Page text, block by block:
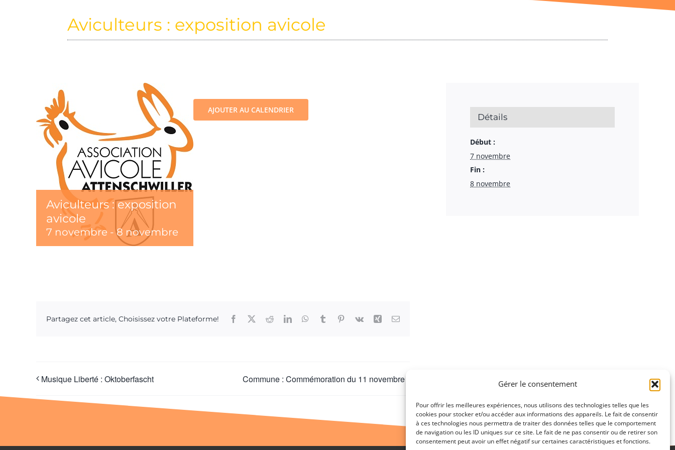
Gérer le consentement
Pour offrir les meilleures expériences, nous utilisons des technologies telles que les
cookies pour stocker et/ou accéder aux informations des appareils. Le fait de consentir
à ces technologies nous permettra de traiter des données telles que le comportement
de navigation ou les ID uniques sur ce site. Le fait de ne pas consentir ou de retirer son
consentement peut avoir un effet négatif sur certaines caractéristiques et fonctions.
Aviculteurs : exposition avicole
Aviculteurs : exposition
avicole
7 novembre -8 novembre
AJOUTER AU CALENDRIER
Partagez cet article, Choisissez votre Plateforme! Facebook RedditLinkedInWhatsApp
Tumblr Pinterest
Vk Xing Email
Musique Liberté : Oktoberfascht Commune : Commémoration du 11 novembre
Détails
Début :
7 novembre
Fin :
8 novembre